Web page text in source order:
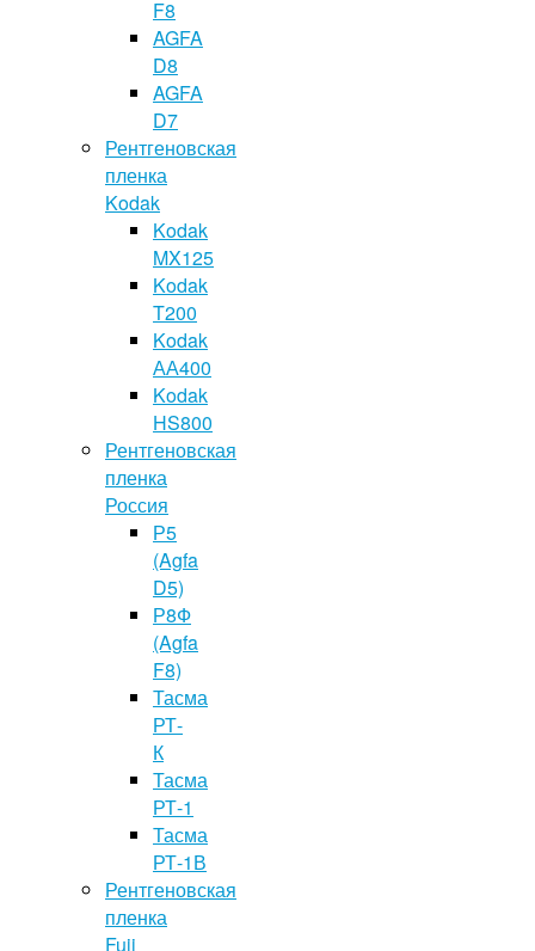
F8
AGFA
D8
AGFA
D7
Рентгеновская
пленка
Kodak
Kodak
MX125
Kodak
T200
Kodak
АА400
Kodak
HS800
Рентгеновская
пленка
Россия
Р5
(Agfa
D5)
Р8Ф
(Agfa
F8)
Тасма
РТ-
К
Тасма
РТ-1
Тасма
РТ-1В
Рентгеновская
пленка
Fuji